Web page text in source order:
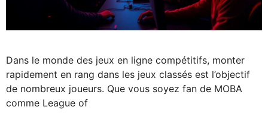
Dans le monde des jeux en ligne compétitifs, monter
rapidement en rang dans les jeux classés est l’objectif
de nombreux joueurs. Que vous soyez fan de MOBA
comme League of